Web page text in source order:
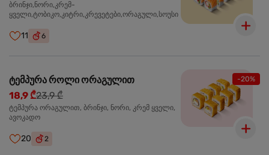
ბრინჯი,ნორი,კრემ-
ყველი,ტობიკო,კიტრი,კრევეტები,ორაგული,სოუსი
11 6
-20%
ტემპურა როლი ორაგულით
18,9 ₾23,9 ₾
ტემპურა ორაგულით, ბრინჯი, ნორი, კრემ ყველი,
ავოკადო
20 2